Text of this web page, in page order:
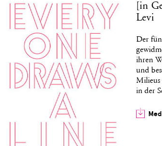
[in
Levi
Der
ihren
und
Milieus
in der